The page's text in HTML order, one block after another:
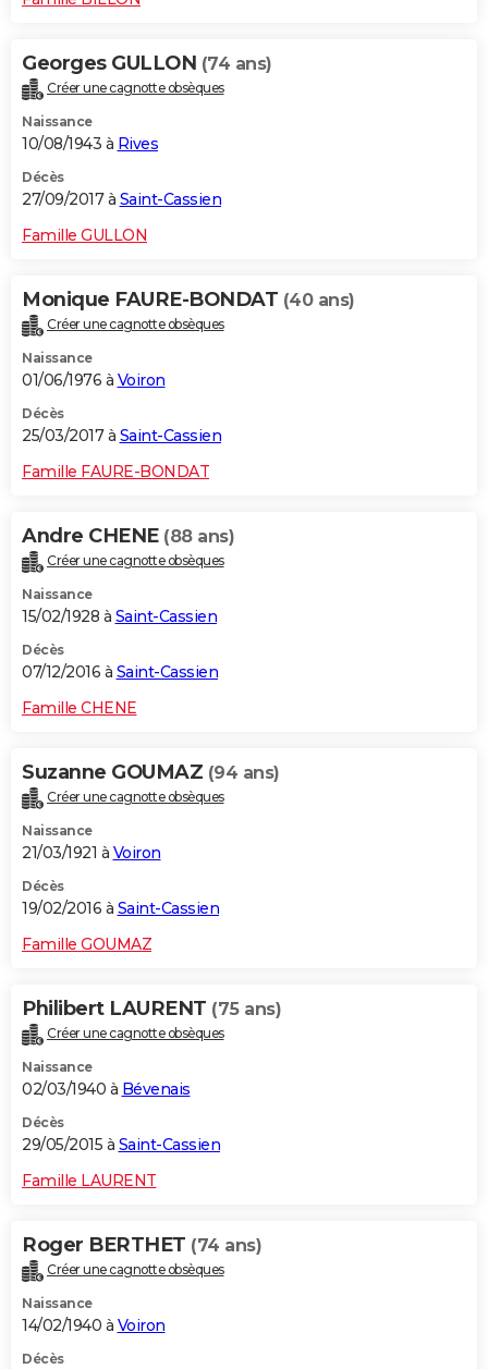
Georges GULLON (74 ans)
Créer une cagnotte obsèques
Naissance
10/08/1943 à Rives
Décès
27/09/2017 à Saint-Cassien
Famille GULLON
Monique FAURE-BONDAT (40 ans)
Créer une cagnotte obsèques
Naissance
01/06/1976 à Voiron
Décès
25/03/2017 à Saint-Cassien
Famille FAURE-BONDAT
Andre CHENE (88 ans)
Créer une cagnotte obsèques
Naissance
15/02/1928 à Saint-Cassien
Décès
07/12/2016 à Saint-Cassien
Famille CHENE
Suzanne GOUMAZ (94 ans)
Créer une cagnotte obsèques
Naissance
21/03/1921 à Voiron
Décès
19/02/2016 à Saint-Cassien
Famille GOUMAZ
Philibert LAURENT (75 ans)
Créer une cagnotte obsèques
Naissance
02/03/1940 à Bévenais
Décès
29/05/2015 à Saint-Cassien
Famille LAURENT
Roger BERTHET (74 ans)
Créer une cagnotte obsèques
Naissance
14/02/1940 à Voiron
Décès